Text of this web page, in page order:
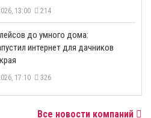
13:00 214
до умного дома:
интернет для дачников
17:10 326
Все новости компаний